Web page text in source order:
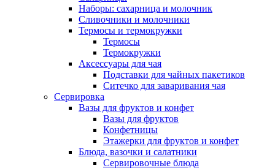
Наборы: сахарница и молочник
Сливочники и молочники
Термосы и термокружки
Термосы
Термокружки
Аксессуары для чая
Подставки для чайных пакетиков
Ситечко для заваривания чая
Сервировка
Вазы для фруктов и конфет
Вазы для фруктов
Конфетницы
Этажерки для фруктов и конфет
Блюда, вазочки и салатники
Сервировочные блюда